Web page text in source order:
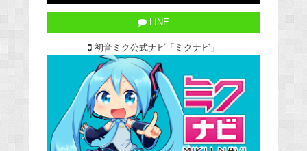
LINE
初音ミク公式ナビ「ミクナビ」